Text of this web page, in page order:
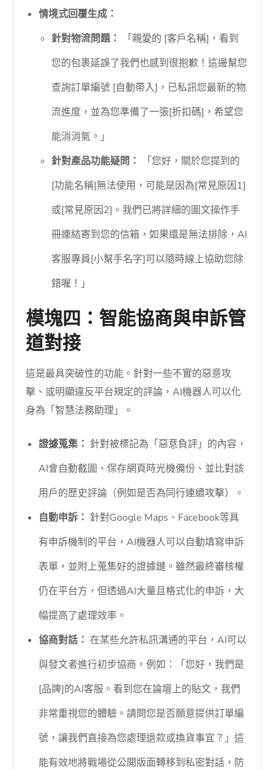
情境式回覆生成：
針對物流問題：
「親愛的 [客戶名稱]，看到
您的包裹延誤了我們也感到很抱歉！這邊幫您
查詢訂單編號 [自動帶入]，已私訊您最新的物
流進度，並為您準備了一張[折扣碼]，希望您
能消消氣。」
針對產品功能疑問：
「您好，關於您提到的
[功能名稱]無法使用，可能是因為[常見原因1]
或[常見原因2]。我們已將詳細的圖文操作手
冊連結寄到您的信箱，如果還是無法排除，AI
客服專員[小幫手名字]可以隨時線上協助您除
錯喔！」
模塊四：智能協商與申訴管
道對接
這是最具突破性的功能。針對一些不實的惡意攻
擊、或明顯違反平台規定的評論，AI機器人可以化
身為「智慧法務助理」。
證據蒐集： 針對被標記為「惡意負評」的內容，
AI會自動截圖、保存網頁時光機備份、並比對該
用戶的歷史評論（例如是否為同行連續攻擊）。
自動申訴： 針對Google Maps、Facebook等具
有申訴機制的平台，AI機器人可以自動填寫申訴
表單，並附上蒐集好的證據鏈。雖然最終審核權
仍在平台方，但透過AI大量且格式化的申訴，大
幅提高了處理效率。
協商對話： 在某些允許私訊溝通的平台，AI可以
與發文者進行初步協商。例如：「您好，我們是
[品牌]的AI客服。看到您在論壇上的貼文，我們
非常重視您的體驗。請問您是否願意提供訂單編
號，讓我們直接為您處理退款或換貨事宜？」這
能有效地將戰場從公開版面轉移到私密對話，防